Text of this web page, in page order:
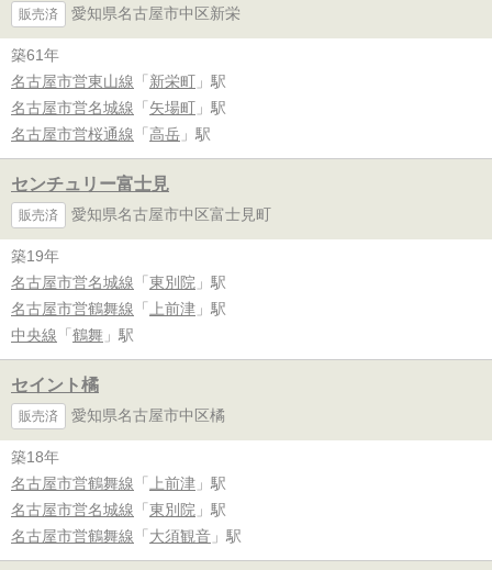
販売済 愛知県名古屋市中区新栄
築61年
名古屋市営東山線 「 新栄町 」駅
名古屋市営名城線 「 矢場町 」駅
名古屋市営桜通線 「 高岳 」駅
センチュリー富士見
販売済 愛知県名古屋市中区富士見町
築19年
名古屋市営名城線 「 東別院 」駅
名古屋市営鶴舞線 「 上前津 」駅
中央線 「 鶴舞 」駅
セイント橘
販売済 愛知県名古屋市中区橘
築18年
名古屋市営鶴舞線 「 上前津 」駅
名古屋市営名城線 「 東別院 」駅
名古屋市営鶴舞線 「 大須観音 」駅